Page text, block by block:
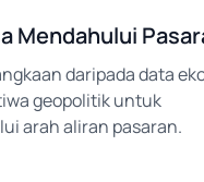
Mendahului
daripada data
geopolitik untuk
arah aliran pasaran.